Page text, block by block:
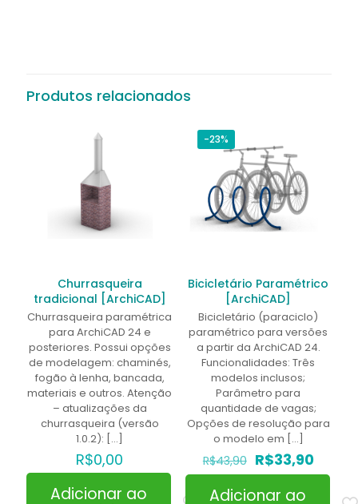
Produtos relacionados
Churrasqueira
tradicional [ArchiCAD]
Churrasqueira paramétrica
para ArchiCAD 24 e
posteriores. Possui opções
de modelagem: chaminés,
fogão à lenha, bancada,
materiais e outros. Atenção
– atualizações da
churrasqueira (versão
1.0.2): […]
R$0,00
Adicionar ao
-23%
Bicicletário Paramétrico
[ArchiCAD]
Bicicletário (paraciclo)
paramétrico para versões
a partir da ArchiCAD 24.
Funcionalidades: Três
modelos inclusos;
Parâmetro para
quantidade de vagas;
Opções de resolução para
o modelo em […]
R$43,90 O
preço
original
R$33,90O
preço
Adicionar ao